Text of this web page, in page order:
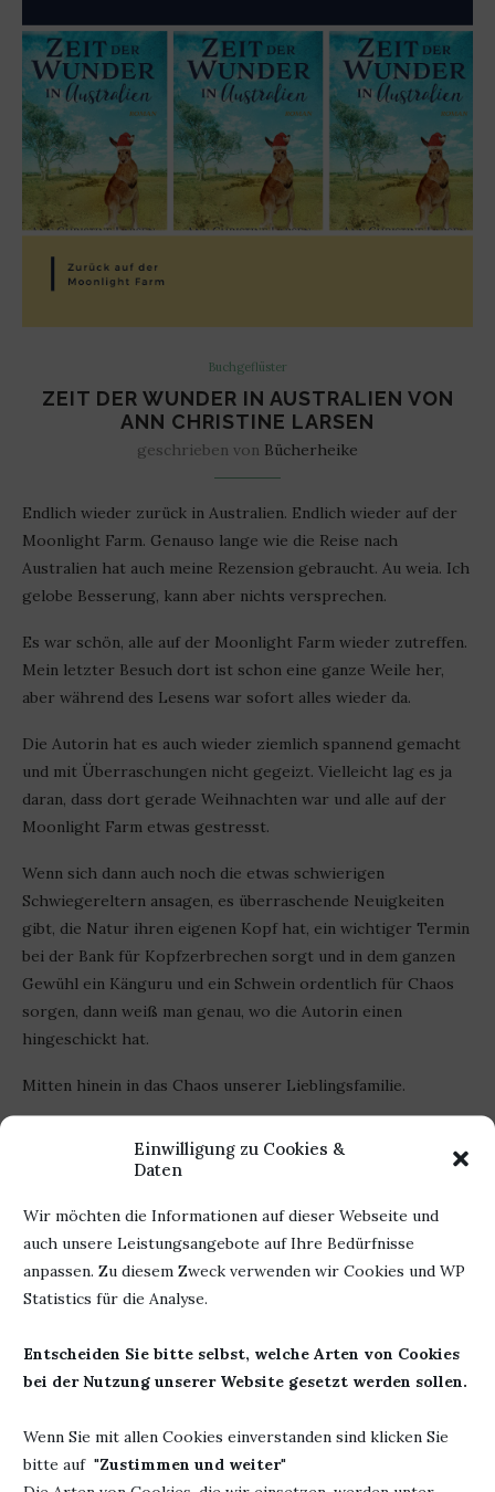
Einwilligung zu Cookies &
Daten
Wir möchten die Informationen auf dieser Webseite und
auch unsere Leistungsangebote auf Ihre Bedürfnisse
anpassen. Zu diesem Zweck verwenden wir Cookies und WP
Statistics für die Analyse.
Entscheiden Sie bitte selbst, welche Arten von Cookies
bei der Nutzung unserer Website gesetzt werden sollen.
Wenn Sie mit allen Cookies einverstanden sind klicken Sie
bitte auf "Zustimmen und weiter"
Buchgeflüster
ZEIT DER WUNDER IN AUSTRALIEN VON
ANN CHRISTINE LARSEN
geschrieben von Bücherheike
Endlich wieder zurück in Australien. Endlich wieder auf der
Moonlight Farm. Genauso lange wie die Reise nach
Australien hat auch meine Rezension gebraucht. Au weia. Ich
gelobe Besserung, kann aber nichts versprechen.
Es war schön, alle auf der Moonlight Farm wieder zutreffen.
Mein letzter Besuch dort ist schon eine ganze Weile her,
aber während des Lesens war sofort alles wieder da.
Die Autorin hat es auch wieder ziemlich spannend gemacht
und mit Überraschungen nicht gegeizt. Vielleicht lag es ja
daran, dass dort gerade Weihnachten war und alle auf der
Moonlight Farm etwas gestresst.
Wenn sich dann auch noch die etwas schwierigen
Schwiegereltern ansagen, es überraschende Neuigkeiten
gibt, die Natur ihren eigenen Kopf hat, ein wichtiger Termin
bei der Bank für Kopfzerbrechen sorgt und in dem ganzen
Gewühl ein Känguru und ein Schwein ordentlich für Chaos
sorgen, dann weiß man genau, wo die Autorin einen
hingeschickt hat.
Mitten hinein in das Chaos unserer Lieblingsfamilie.
dem 3. Buch vorbei sein soll. Da ist doch noch jemand übrig.
braucht? Vielleicht jemand im Anzug. Jemand, der so gar
nicht mit ihrem Lebensstil klar kommt. Jemand, der
augenscheinlich so gar nicht passend ist und genau das
letzte fehlende Puzzelteil auf der Moonlightfarm ist.
Ich will sie noch nicht verlassen.
Autor: Ann Christine